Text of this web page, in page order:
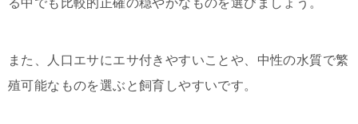
る中でも比較的正確の穏やかなものを選びましょう。
また、人口エサにエサ付きやすいことや、中性の水質で繁
殖可能なものを選ぶと飼育しやすいです。